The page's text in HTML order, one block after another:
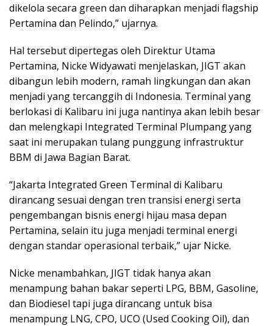
dikelola secara green dan diharapkan menjadi flagship
Pertamina dan Pelindo,” ujarnya.
Hal tersebut dipertegas oleh Direktur Utama
Pertamina, Nicke Widyawati menjelaskan, JIGT akan
dibangun lebih modern, ramah lingkungan dan akan
menjadi yang tercanggih di Indonesia. Terminal yang
berlokasi di Kalibaru ini juga nantinya akan lebih besar
dan melengkapi Integrated Terminal Plumpang yang
saat ini merupakan tulang punggung infrastruktur
BBM di Jawa Bagian Barat.
“Jakarta Integrated Green Terminal di Kalibaru
dirancang sesuai dengan tren transisi energi serta
pengembangan bisnis energi hijau masa depan
Pertamina, selain itu juga menjadi terminal energi
dengan standar operasional terbaik,” ujar Nicke.
Nicke menambahkan, JIGT tidak hanya akan
menampung bahan bakar seperti LPG, BBM, Gasoline,
dan Biodiesel tapi juga dirancang untuk bisa
menampung LNG, CPO, UCO (Used Cooking Oil), dan